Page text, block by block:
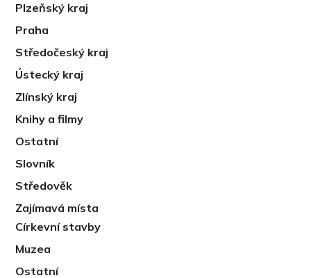
Plzeňský kraj
Praha
Středočeský kraj
Ústecký kraj
Zlínský kraj
Knihy a filmy
Ostatní
Slovník
Středověk
Zajímavá místa
Církevní stavby
Muzea
Ostatní